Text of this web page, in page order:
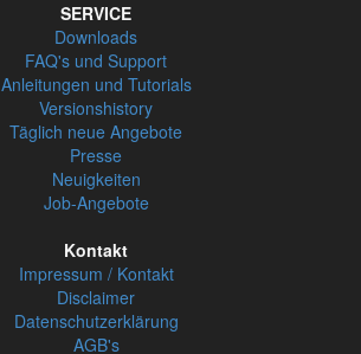
SERVICE
Downloads
FAQ's und Support
Anleitungen und Tutorials
Versionshistory
Täglich neue Angebote
Presse
Neuigkeiten
Job-Angebote
Kontakt
Impressum / Kontakt
Disclaimer
Datenschutzerklärung
AGB's